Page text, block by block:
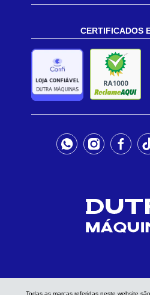
CERTIFICADOS